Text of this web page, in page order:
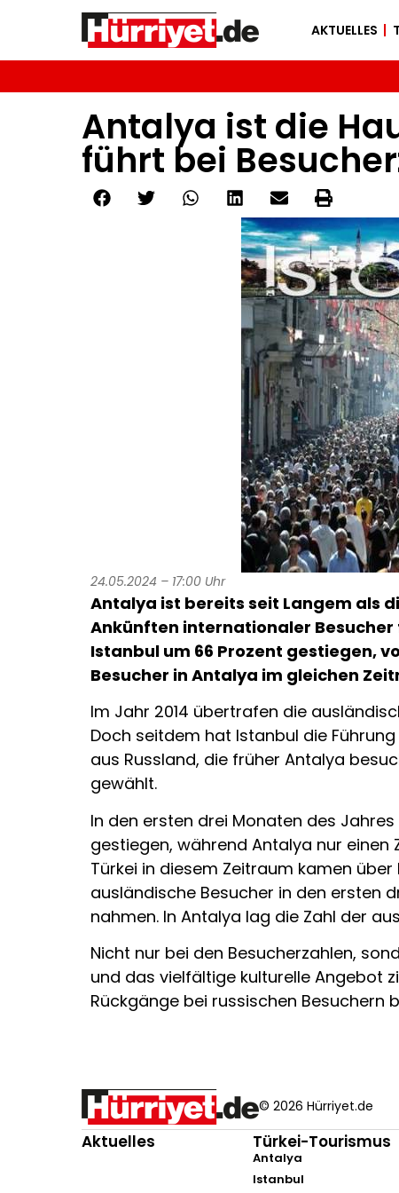
AKTUELLES
Antalya ist die
führt bei
24.05.2024 – 17:00 Uhr
Antalya ist bereits seit Langem als
Ankünften internationaler Besucher
Istanbul um 66 Prozent gestiegen,
Besucher in Antalya im gleichen
Im Jahr 2014 übertrafen die
Doch seitdem hat Istanbul die
aus Russland, die früher Antalya
gewählt.
In den ersten drei Monaten des
gestiegen, während Antalya nur einen
Türkei in diesem Zeitraum kamen
ausländische Besucher in den ersten
nahmen. In Antalya lag die Zahl der
Nicht nur bei den Besucherzahlen,
und das vielfältige kulturelle Angebot
Rückgänge bei russischen Besuchern
© 2026 Hürriyet.de
Aktuelles Türkei-Tourismus
Antalya
Istanbul